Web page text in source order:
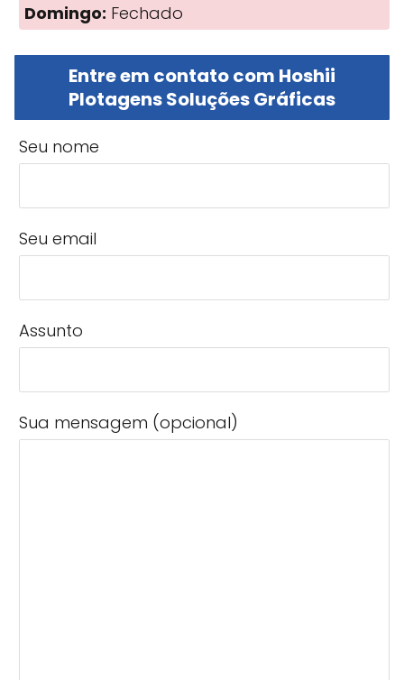
Domingo: Fechado
Entre em contato com Hoshii
Plotagens Soluções Gráficas
Seu nome
Seu email
Assunto
Sua mensagem (opcional)